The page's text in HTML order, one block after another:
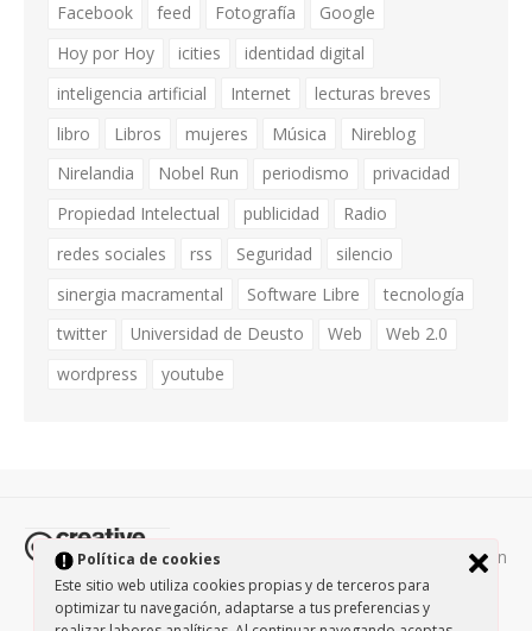
Política de cookies
Este sitio web utiliza cookies propias y de terceros para
optimizar tu navegación, adaptarse a tus preferencias y
Facebook
feed Fotografía
Google
Hoy por Hoy
icities
identidad digital
inteligencia artificial
Internet
lecturas breves
libro
Libros mujeres Música
Nireblog
Nirelandia
Nobel Run periodismo
privacidad
Propiedad Intelectual
publicidad
Radio
redes sociales
rss Seguridad
silencio
sinergia macramental
Software Libre
tecnología
twitter
Universidad de Deusto Web
Web 2.0
wordpress
youtube
Todos los contenidos de esta página están
protegidos por la licencia Creative Commons Attribution-
NonCommercial-ShareAlike 3.0. / Política de privacidad